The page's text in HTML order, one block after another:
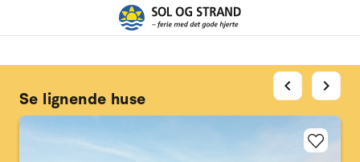
Se lignende huse
chevron_left chevron_right